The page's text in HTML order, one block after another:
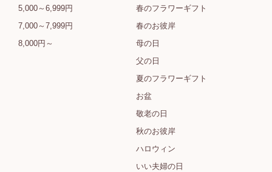
5,000～6,999円
7,000～7,999円
8,000円～
春のフラワーギフト
春のお彼岸
母の日
父の日
夏のフラワーギフト
お盆
敬老の日
秋のお彼岸
ハロウィン
いい夫婦の日